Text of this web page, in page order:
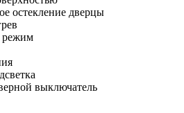
остекление дверцы
выключатель